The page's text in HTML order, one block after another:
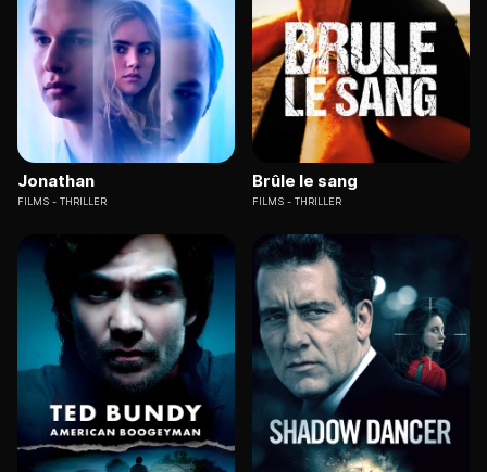
Jonathan
FILMS THRILLER
Brûle le sang
FILMS THRILLER